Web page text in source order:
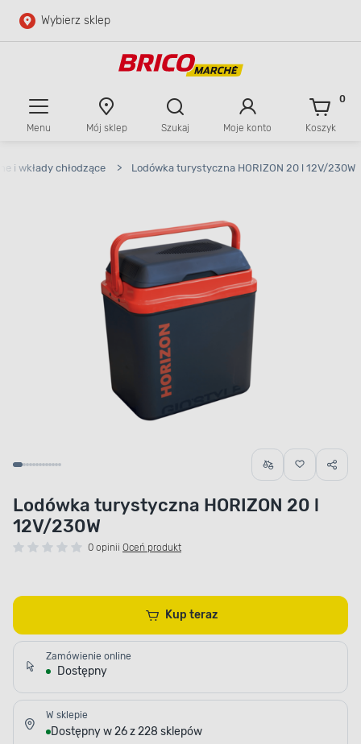
Przejdź do głównej zawartości
Wybierz sklep
Menu Mój sklep Szukaj Moje konto Koszyk
0
i wkłady chłodzące > Lodówka turystyczna HORIZON 20 l 12V/230W
Lodówka turystyczna HORIZON 20 l
12V/230W
0 opinii Oceń produkt
Kup teraz
Zamówienie online
Dostępny
W sklepie
Dostępny w 26 z 228 sklepów